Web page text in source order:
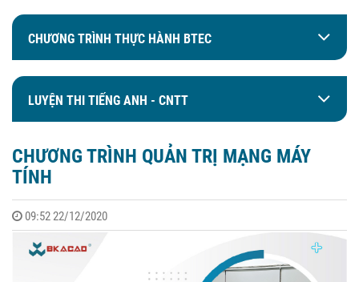
CHƯƠNG TRÌNH THỰC HÀNH BTEC
LUYỆN THI TIẾNG ANH - CNTT
CHƯƠNG TRÌNH QUẢN TRỊ MẠNG MÁY
TÍNH
09:52 22/12/2020